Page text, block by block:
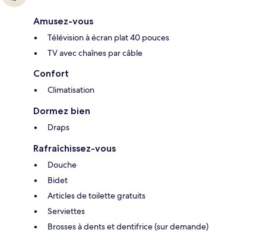
Amusez-vous
Télévision à écran plat 40 pouces
TV avec chaînes par câble
Confort
Climatisation
Dormez bien
Draps
Rafraîchissez-vous
Douche
Bidet
Articles de toilette gratuits
Serviettes
Brosses à dents et dentifrice (sur demande)